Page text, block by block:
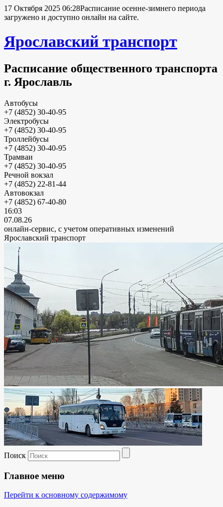
17 Октября 2025 06:28Расписание осенне-зимнего периода
загружено и доступно онлайн на сайте.
Ярославский транспорт
Расписание общественного транспорта
г. Ярославль
Автобусы
+7 (4852) 30-40-95
Электробусы
+7 (4852) 30-40-95
Троллейбусы
+7 (4852) 30-40-95
Трамваи
+7 (4852) 30-40-95
Речной вокзал
+7 (4852) 22-81-44
Автовокзал
+7 (4852) 67-40-80
16:03
07.08.26
онлайн-сервис, с учетом оперативных изменений
Ярославский транспорт
Поиск
Главное меню
Перейти к основному содержимому